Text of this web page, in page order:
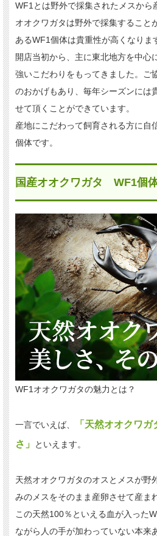
WF1とは野外で採集されたメスから
オオクワガタは野外で採集すること
あるWF1個体は貴重性が高くなりま
開店当初から、主に東北地方を中心
強いこだわりをもってきました。ご
のおかげもあり、毎年シーズンには
せて頂くことができています。
産地にこだわって飼育される方に自
個体です。
国産オオクワガタ WF1個
WF1オオクワガタの魅力とは？
一言でいえば、
「天然オオクワ
さ」
といえます。
天然オオクワガタのオスとメスが野
みのメスをそのまま産卵させて産ま
この天然100％といえる血が入った
ながら人の手が加わっていない本来